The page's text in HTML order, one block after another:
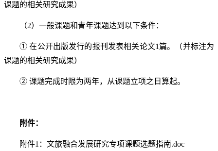
课题的相关研究成果）
（2）一般课题和青年课题达到以下条件：
① 在公开出版发行的报刊发表相关论文1篇。 （并标注为
课题的相关研究成果）
② 课题完成时限为两年，从课题立项之日算起。
附件：
附件1：文旅融合发展研究专项课题选题指南.doc